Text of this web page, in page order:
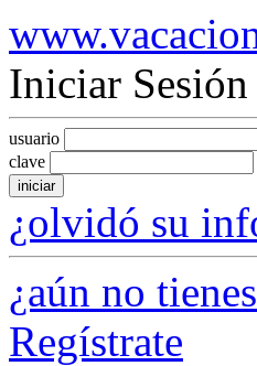
Iniciar Sesión
usuario
clave
iniciar
¿olvidó su
¿aún no
Regístrate